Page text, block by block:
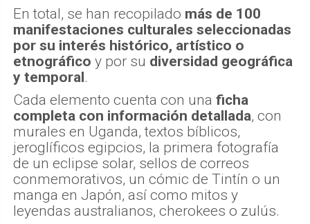
En total, se han recopilado más de 100
manifestaciones culturales seleccionadas
por su interés histórico, artístico o
etnográfico y por su diversidad geográfica
y temporal.
Cada elemento cuenta con una ficha
completa con información detallada, con
murales en Uganda, textos bíblicos,
jeroglíficos egipcios, la primera fotografía
de un eclipse solar, sellos de correos
conmemorativos, un cómic de Tintín o un
manga en Japón, así como mitos y
leyendas australianos, cherokees o zulús.